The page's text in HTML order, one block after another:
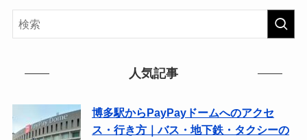
人気記事
博多駅からPayPayドームへのアクセ
ス・行き方｜バス・地下鉄・タクシーの